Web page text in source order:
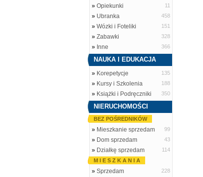
» Opiekunki 11
» Ubranka 458
» Wózki i Foteliki 151
» Zabawki 328
» Inne 366
NAUKA I EDUKACJA
» Korepetycje 135
» Kursy i Szkolenia 188
» Książki i Podręczniki 350
NIERUCHOMOŚCI
BEZ POŚREDNIKÓW
» Mieszkanie sprzedam 99
» Dom sprzedam 43
» Działkę sprzedam
114
M I E S Z K A N I A
» Sprzedam 228